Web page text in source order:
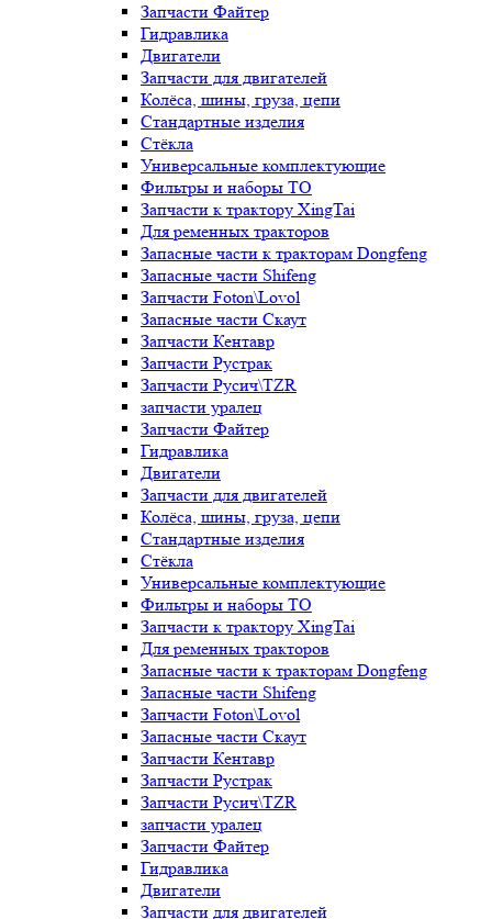
Запчасти Файтер
Гидравлика
Двигатели
Запчасти для двигателей
Колёса, шины, груза, цепи
Стандартные изделия
Стёкла
Универсальные комплектующие
Фильтры и наборы ТО
Запчасти к трактору XingTai
Для ременных тракторов
Запасные части к тракторам Dongfeng
Запасные части Shifeng
Запчасти Foton\Lovol
Запасные части Скаут
Запчасти Кентавр
Запчасти Рустрак
Запчасти Русич\TZR
запчасти уралец
Запчасти Файтер
Гидравлика
Двигатели
Запчасти для двигателей
Колёса, шины, груза, цепи
Стандартные изделия
Стёкла
Универсальные комплектующие
Фильтры и наборы ТО
Запчасти к трактору XingTai
Для ременных тракторов
Запасные части к тракторам Dongfeng
Запасные части Shifeng
Запчасти Foton\Lovol
Запасные части Скаут
Запчасти Кентавр
Запчасти Рустрак
Запчасти Русич\TZR
запчасти уралец
Запчасти Файтер
Гидравлика
Двигатели
Запчасти для двигателей